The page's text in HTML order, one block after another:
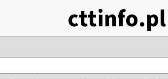
cttinfo.pl